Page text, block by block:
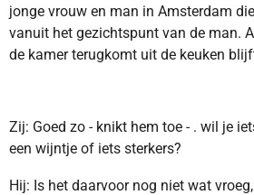
jonge vrouw en man in Amsterdam
vanuit het gezichtspunt van de man.
de kamer terugkomt uit de keuken
Zij: Goed zo - knikt hem toe - . wil je
een wijntje of iets sterkers?
Hij: Is het daarvoor nog niet wat